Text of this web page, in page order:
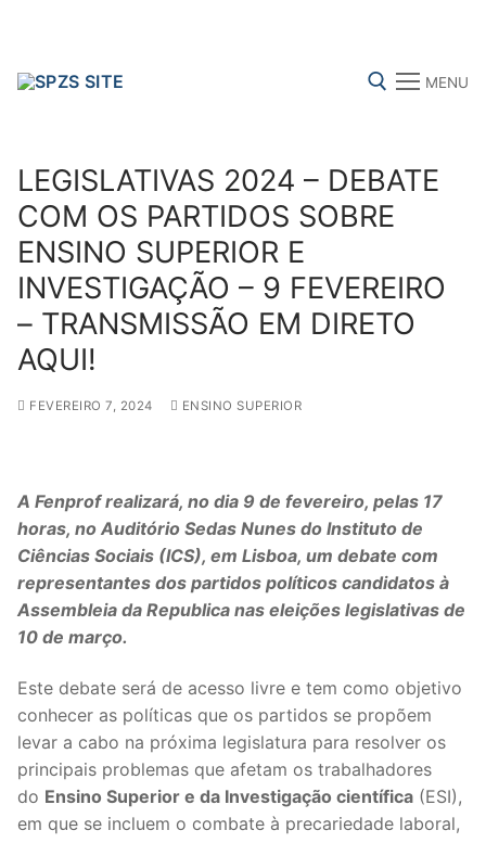
Search for:
MENU
FENPROF CGTP-IN FRENTE COMUM
for:
Legislação
Sectores
PRÉ-ESCOLAR
2º/3º CEB / SECUNDÁRIO
ENSINO ARTÍSTICO
EDUCAÇÃO ESPECIAL
LEGISLATIVAS 2024 – DEBATE
COM OS PARTIDOS SOBRE
ENSINO SUPERIOR E
INVESTIGAÇÃO – 9 FEVEREIRO
– TRANSMISSÃO EM DIRETO
AQUI!
FEVEREIRO 7, 2024 ENSINO SUPERIOR
A Fenprof realizará, no dia 9 de fevereiro, pelas 17
horas, no Auditório Sedas Nunes do Instituto de
Ciências Sociais (ICS), em Lisboa, um debate com
representantes dos partidos políticos candidatos à
Assembleia da Republica nas eleições legislativas de
10 de março.
Este debate será de acesso livre e tem como objetivo
conhecer as políticas que os partidos se propõem
levar a cabo na próxima legislatura para resolver os
principais problemas que afetam os trabalhadores
do Ensino Superior e da Investigação científica (ESI),
em que se incluem o combate à precariedade laboral,